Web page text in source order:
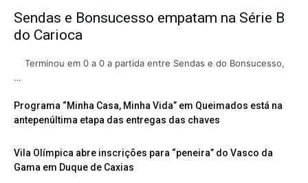
Sendas e Bonsucesso empatam na Série B
do Carioca
Terminou em 0 a 0 a partida entre Sendas e do Bonsucesso,
…
Programa “Minha Casa, Minha Vida” em Queimados está na
antepenúltima etapa das entregas das chaves
Vila Olímpica abre inscrições para “peneira” do Vasco da
Gama em Duque de Caxias